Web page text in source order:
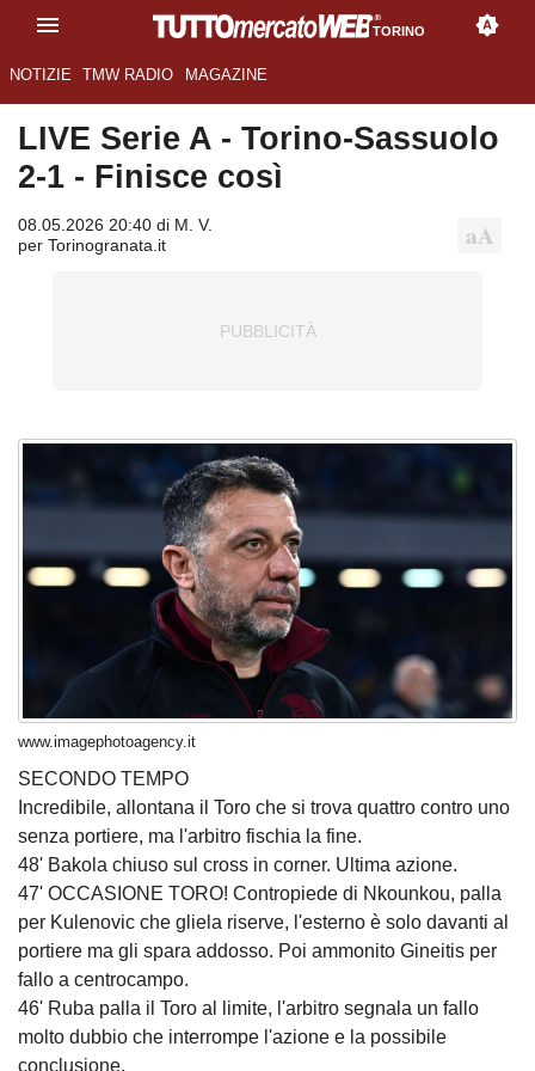
TORINO
NOTIZIE TMW RADIO MAGAZINE
LIVE Serie A - Torino-Sassuolo
2-1 - Finisce così
08.05.2026 20:40 di M. V.
per Torinogranata.it
www.imagephotoagency.it
SECONDO TEMPO
Incredibile, allontana il Toro che si trova quattro contro uno
senza portiere, ma l'arbitro fischia la fine.
48' Bakola chiuso sul cross in corner. Ultima azione.
47' OCCASIONE TORO! Contropiede di Nkounkou, palla
per Kulenovic che gliela riserve, l'esterno è solo davanti al
portiere ma gli spara addosso. Poi ammonito Gineitis per
fallo a centrocampo.
46' Ruba palla il Toro al limite, l'arbitro segnala un fallo
molto dubbio che interrompe l'azione e la possibile
conclusione.